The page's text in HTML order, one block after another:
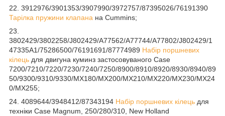
22. 3912976/3901353/3907990/3972757/87395026/76191390
Тарілка пружини клапана на Cummins;
23.
3802429/3802258/J802429/A77562/A77744/A77802/J802429/1
47335A1/75286500/76191691/87774989 Набір поршневих
кілець для двигуна куминз застосовуваного Case
7200/7210/7220/7230/7240/7250/8900/8910/8920/8930/8940/89
50/9300/9310/9330/MX180/MX200/MX210/MX220/MX230/MX24
0/MX255;
24. 4089644/3948412/87343194 Набір поршневих кілець для
техніки Case Magnum, 250/280/310, New Holland